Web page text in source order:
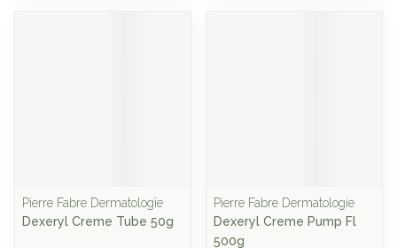
Pierre Fabre Dermatologie
Dexeryl Creme Tube 50g
Pierre Fabre Dermatologie
Dexeryl Creme Pump Fl
500g